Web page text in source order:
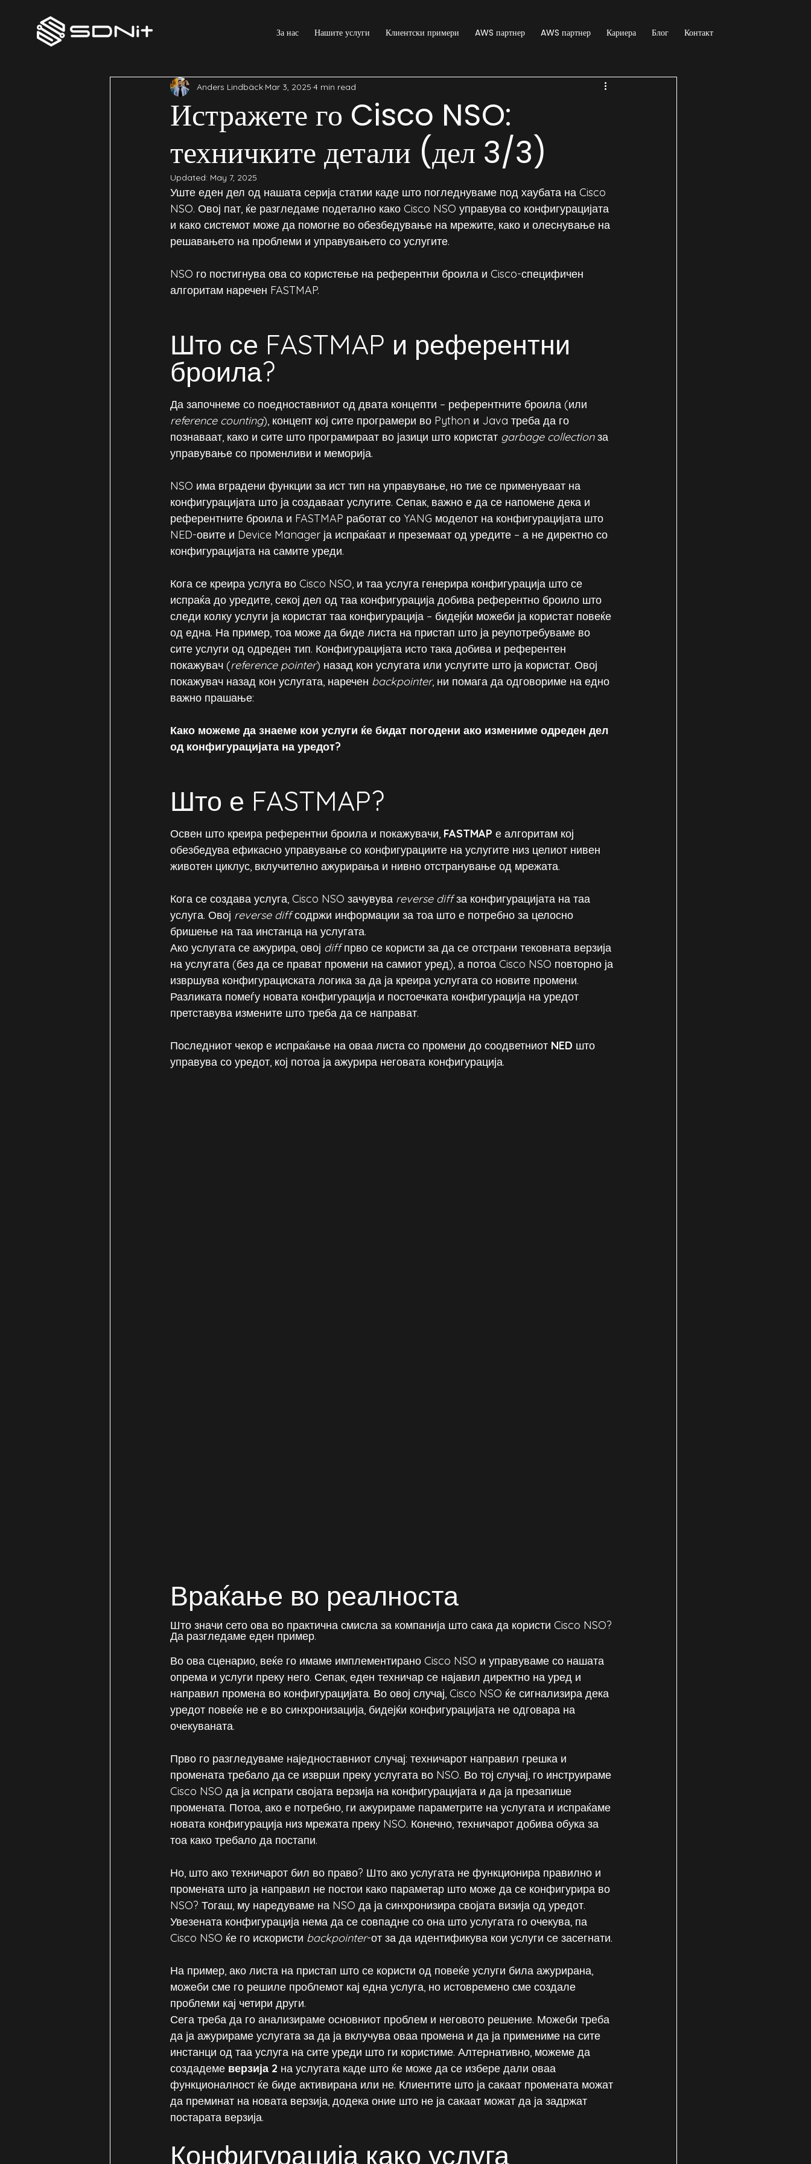
За нас Нашите услуги Клиентски примери AWS партнер AWS партнер Кариера Блог Контакт
All Posts
Истражете го Cisco NSO:
техничките детали (дел 3/3)
Anders Lindbäck Mar 3, 2025 4 min read
Updated: May 7, 2025
Уште еден дел од нашата серија статии каде што погледнуваме под хаубата на Cisco
NSO. Овој пат, ќе разгледаме подетално како Cisco NSO управува со конфигурацијата
и како системот може да помогне во обезбедување на мрежите, како и олеснување на
решавањето на проблеми и управувањето со услугите.
NSO го постигнува ова со користење на референтни броила и Cisco-специфичен
алгоритам наречен FASTMAP.
Што се FASTMAP и референтни
броила?
Да започнеме со поедноставниот од двата концепти – референтните броила (или
reference counting), концепт кој сите програмери во Python и Java треба да го
познаваат, како и сите што програмираат во јазици што користат garbage collection за
управување со променливи и меморија.
NSO има вградени функции за ист тип на управување, но тие се применуваат на
конфигурацијата што ја создаваат услугите. Сепак, важно е да се напомене дека и
референтните броила и FASTMAP работат со YANG моделот на конфигурацијата што
NED-овите и Device Manager ја испраќаат и преземаат од уредите – а не директно со
конфигурацијата на самите уреди.
Кога се креира услуга во Cisco NSO, и таа услуга генерира конфигурација што се
испраќа до уредите, секој дел од таа конфигурација добива референтно броило што
следи колку услуги ја користат таа конфигурација – бидејќи можеби ја користат повеќе
од една. На пример, тоа може да биде листа на пристап што ја реупотребуваме во
сите услуги од одреден тип. Конфигурацијата исто така добива и референтен
покажувач (reference pointer) назад кон услугата или услугите што ја користат. Овој
покажувач назад кон услугата, наречен backpointer, ни помага да одговориме на едно
важно прашање:
Како можеме да знаеме кои услуги ќе бидат погодени ако измениме одреден дел
од конфигурацијата на уредот?
Што е FASTMAP?
Освен што креира референтни броила и покажувачи, FASTMAP е алгоритам кој
обезбедува ефикасно управување со конфигурациите на услугите низ целиот нивен
животен циклус, вклучително ажурирања и нивно отстранување од мрежата.
Кога се создава услуга, Cisco NSO зачувува reverse diff за конфигурацијата на таа
услуга. Овој reverse diff содржи информации за тоа што е потребно за целосно
бришење на таа инстанца на услугата.
Ако услугата се ажурира, овој diff прво се користи за да се отстрани тековната верзија
на услугата (без да се прават промени на самиот уред), а потоа Cisco NSO повторно ја
извршува конфигурациската логика за да ја креира услугата со новите промени.
Разликата помеѓу новата конфигурација и постоечката конфигурација на уредот
претставува измените што треба да се направат.
Последниот чекор е испраќање на оваа листа со промени до соодветниот NED што
управува со уредот, кој потоа ја ажурира неговата конфигурација.
Враќање во реалноста
Што значи сето ова во практична смисла за компанија што сака да користи Cisco NSO?
Да разгледаме еден пример.
Во ова сценарио, веќе го имаме имплементирано Cisco NSO и управуваме со нашата
опрема и услуги преку него. Сепак, еден техничар се најавил директно на уред и
направил промена во конфигурацијата. Во овој случај, Cisco NSO ќе сигнализира дека
уредот повеќе не е во синхронизација, бидејќи конфигурацијата не одговара на
очекуваната.
Прво го разгледуваме наједноставниот случај: техничарот направил грешка и
промената требало да се изврши преку услугата во NSO. Во тој случај, го инструираме
Cisco NSO да ја испрати својата верзија на конфигурацијата и да ја презапише
промената. Потоа, ако е потребно, ги ажурираме параметрите на услугата и испраќаме
новата конфигурација низ мрежата преку NSO. Конечно, техничарот добива обука за
тоа како требало да постапи.
Но, што ако техничарот бил во право? Што ако услугата не функционира правилно и
промената што ја направил не постои како параметар што може да се конфигурира во
NSO? Тогаш, му наредуваме на NSO да ја синхронизира својата визија од уредот.
Увезената конфигурација нема да се совпадне со она што услугата го очекува, па
Cisco NSO ќе го искористи backpointer-от за да идентификува кои услуги се засегнати.
На пример, ако листа на пристап што се користи од повеќе услуги била ажурирана,
можеби сме го решиле проблемот кај една услуга, но истовремено сме создале
проблеми кај четири други.
Сега треба да го анализираме основниот проблем и неговото решение. Можеби треба
да ја ажурираме услугата за да ја вклучува оваа промена и да ја примениме на сите
инстанци од таа услуга на сите уреди што ги користиме. Алтернативно, можеме да
создадеме верзија 2 на услугата каде што ќе може да се избере дали оваа
функционалност ќе биде активирана или не. Клиентите што ја сакаат промената можат
да преминат на новата верзија, додека оние што не ја сакаат можат да ја задржат
постарата верзија.
Конфигурација како услуга